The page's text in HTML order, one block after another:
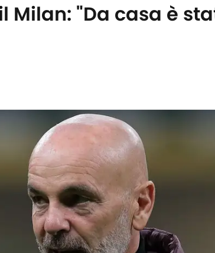
Milan: "Da casa è